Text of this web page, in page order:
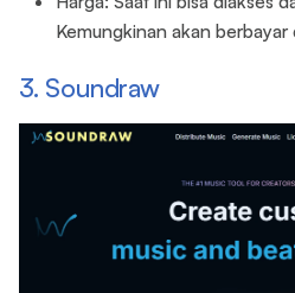
Kemungkinan akan
3. Soundraw